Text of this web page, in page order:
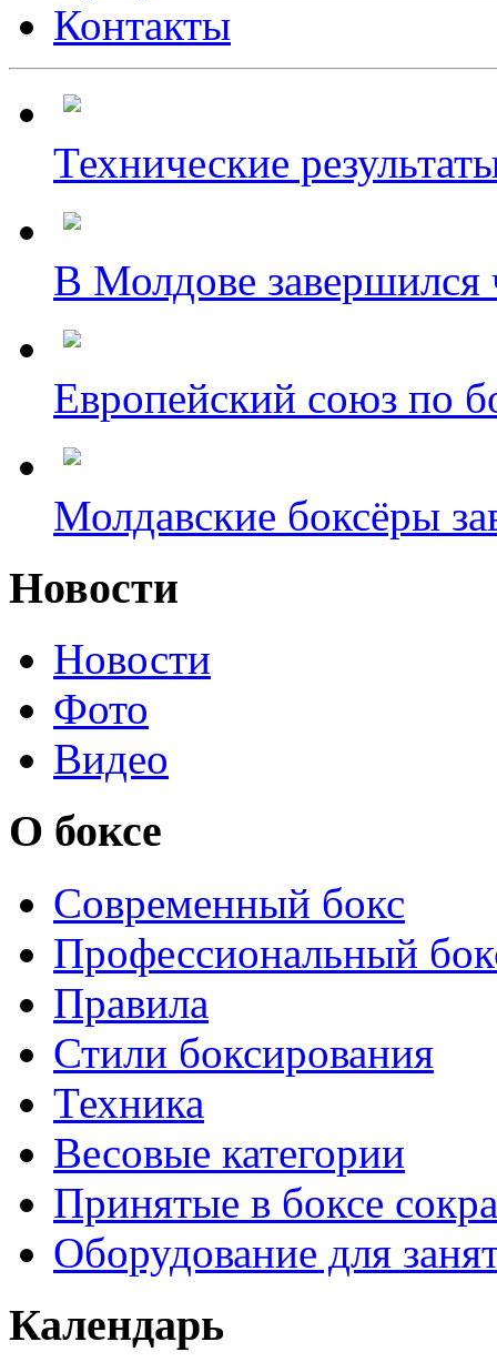
Контакты
Технические
В Молдове завершился
Европейский союз по
Молдавские боксёры
Новости
Новости
Фото
Видео
О боксе
Современный бокс
Профессиональный
Правила
Стили боксирования
Техника
Весовые категории
Принятые в боксе
Оборудование для
Календарь